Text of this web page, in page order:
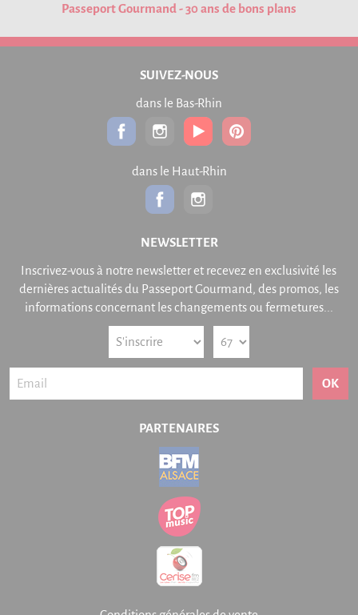
Passeport Gourmand - 30 ans de bons plans
SUIVEZ-NOUS
dans le Bas-Rhin
dans le Haut-Rhin
NEWSLETTER
Inscrivez-vous à notre newsletter et recevez en exclusivité les
dernières actualités du Passeport Gourmand, des promos, les
informations concernant les changements ou fermetures...
OK
PARTENAIRES